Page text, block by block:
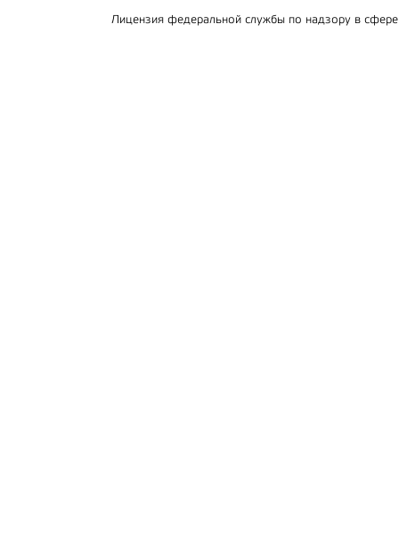
Лицензия федеральной службы по надзору в